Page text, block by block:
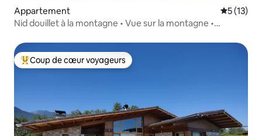
Appartement
5 (13)
Nid douillet à la montagne • Vue sur la montagne •
Coups de cœur voyageurs les plus appréciés
Coup de cœur voyageurs